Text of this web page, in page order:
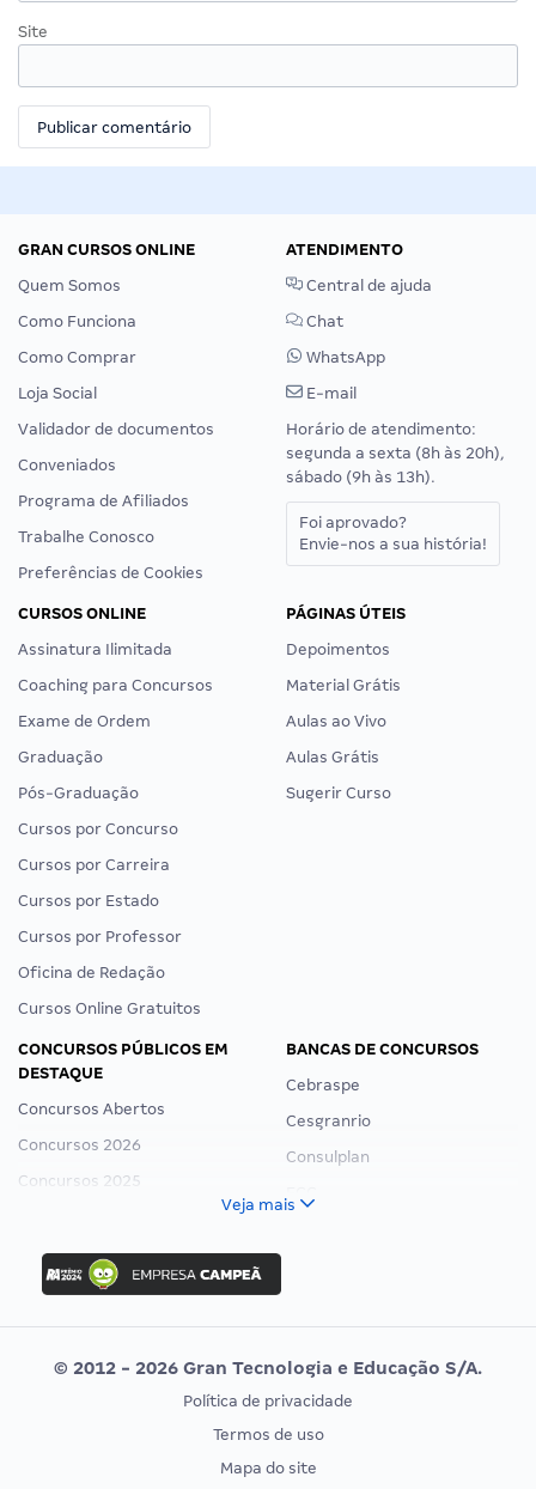
Site
GRAN CURSOS ONLINE
Quem Somos
Como Funciona
Como Comprar
Loja Social
Validador de documentos
Conveniados
Programa de Afiliados
Trabalhe Conosco
Preferências de Cookies
ATENDIMENTO
Central de ajuda
Chat
WhatsApp
E-mail
Horário de atendimento:
segunda a sexta (8h às 20h),
sábado (9h às 13h).
Foi aprovado?
Envie-nos a sua história!
CURSOS ONLINE
Assinatura Ilimitada
Coaching para Concursos
Exame de Ordem
Graduação
Pós-Graduação
Cursos por Concurso
Cursos por Carreira
Cursos por Estado
Cursos por Professor
Oficina de Redação
Cursos Online Gratuitos
PÁGINAS ÚTEIS
Depoimentos
Material Grátis
Aulas ao Vivo
Aulas Grátis
Sugerir Curso
CONCURSOS PÚBLICOS EM
DESTAQUE
Concursos Abertos
Concursos 2026
Concursos 2025
Concurso Nacional Unificado
Concurso Ibama
Concurso MPU
Editais publicados
BANCAS DE CONCURSOS
Cebraspe
Cesgranrio
Consulplan
Vunesp
CONCURSOS POR PROFISSÃO
EXAME DE ORDEM
Veja mais
© 2012 - 2026 Gran Tecnologia e Educação S/A.
Política de privacidade
Termos de uso
Mapa do site